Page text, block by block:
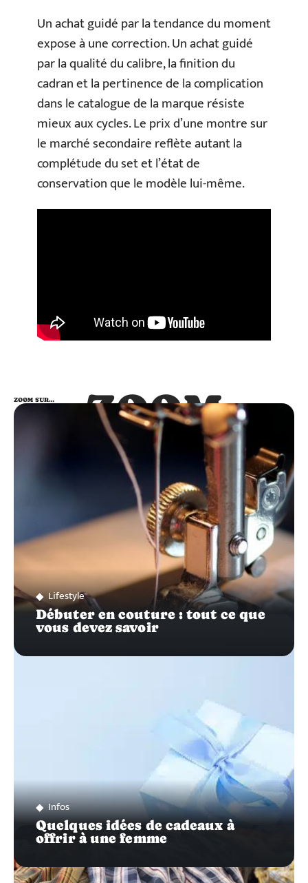
Un achat guidé par la tendance du moment
expose à une correction. Un achat guidé
par la qualité du calibre, la finition du
cadran et la pertinence de la complication
dans le catalogue de la marque résiste
mieux aux cycles. Le prix d’une montre sur
le marché secondaire reflète autant la
complétude du set et l’état de
conservation que le modèle lui-même.
ZOOM
SUR…
ZOOM SUR…
Lifestyle
Débuter en couture : tout ce que
vous devez savoir
Infos
Quelques idées de cadeaux à
offrir à une femme